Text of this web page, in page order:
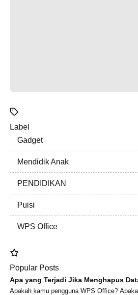
Label
Gadget
Mendidik Anak
PENDIDIKAN
Puisi
WPS Office
Popular Posts
Apa yang Terjadi Jika Menghapus
Apakah kamu pengguna WPS Office?